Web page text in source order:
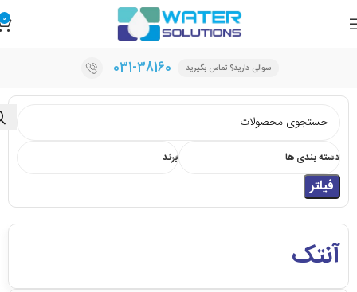
0
سوالی دارید؟ تماس بگیرید 031-38160
دسته بندی ها برند
فیلتر
آنتک